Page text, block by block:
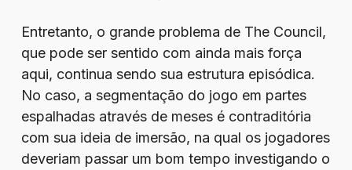
Entretanto, o grande problema de The Council,
que pode ser sentido com ainda mais força
aqui, continua sendo sua estrutura episódica.
No caso, a segmentação do jogo em partes
espalhadas através de meses é contraditória
com sua ideia de imersão, na qual os jogadores
deveriam passar um bom tempo investigando o